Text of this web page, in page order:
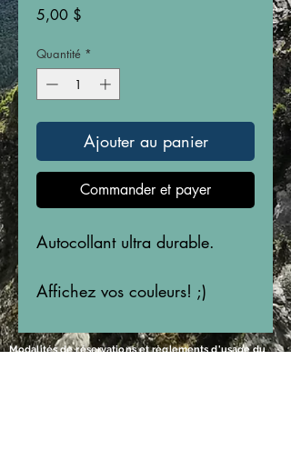
5,00 $
Quantité *
Ajouter au panier
Commander et payer
Autocollant ultra durable.
Affichez vos couleurs! ;)
Modalités de réservations et règlements d'usage du